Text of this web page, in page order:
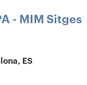
- MIM Sitges
ES